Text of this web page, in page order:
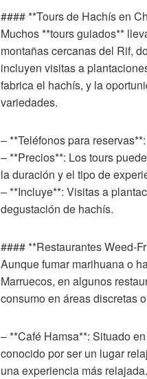
#### **Tours de Hachís en
Muchos **tours guiados**
montañas cercanas del Rif,
incluyen visitas a
fabrica el hachís, y la
variedades.
– **Teléfonos para
– **Precios**: Los tours
la duración y el tipo de
– **Incluye**: Visitas a
degustación de hachís.
#### **Restaurantes Weed-
Aunque fumar marihuana o
Marruecos, en algunos
consumo en áreas discretas
– **Café Hamsa**: Situado
conocido por ser un lugar
una experiencia más relajada.